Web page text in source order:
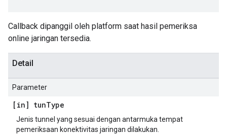
Callback dipanggil oleh platform saat hasil pemeriksa
online jaringan tersedia.
Detail
Parameter
[in] tunType
Jenis tunnel yang sesuai dengan antarmuka tempat
pemeriksaan konektivitas jaringan dilakukan.